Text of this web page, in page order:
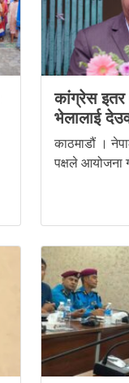
कांग्रेस इतर
भेलालाई
काठमाडौं ।
पक्षले आयोजना